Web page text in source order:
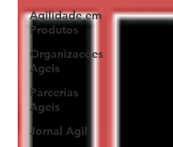
Agilidade em
Produtos
Organizacoes
Ageis
Parcerias
Ageis
Jornal Agil